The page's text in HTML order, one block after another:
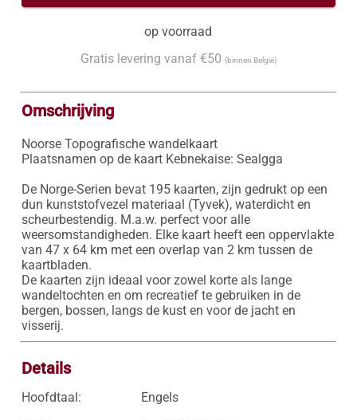
op voorraad
Gratis levering vanaf €50 (binnen België)
Omschrijving
Noorse Topografische wandelkaart
Plaatsnamen op de kaart Kebnekaise: Sealgga
De Norge-Serien bevat 195 kaarten, zijn gedrukt op een
dun kunststofvezel materiaal (Tyvek), waterdicht en
scheurbestendig. M.a.w. perfect voor alle
weersomstandigheden. Elke kaart heeft een oppervlakte
van 47 x 64 km met een overlap van 2 km tussen de
kaartbladen.
De kaarten zijn ideaal voor zowel korte als lange
wandeltochten en om recreatief te gebruiken in de
bergen, bossen, langs de kust en voor de jacht en
visserij.
Details
Hoofdtaal: Engels